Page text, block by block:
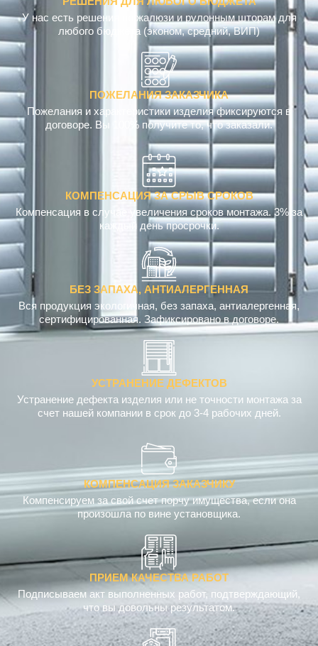
РЕШЕНИЯ ДЛЯ ЛЮБОГО БЮДЖЕТА
У нас есть решения по жалюзи и рулонным шторам для
любого бюджета (эконом, средний, ВИП)
ПОЖЕЛАНИЯ ЗАКАЗЧИКА
Пожелания и характеристики изделия фиксируются в
договоре. Вы 100% получите то, что заказали.
КОМПЕНСАЦИЯ ЗА СРЫВ СРОКОВ
Компенсация в случае увеличения сроков монтажа. 3% за
каждый день просрочки.
БЕЗ ЗАПАХА, АНТИАЛЕРГЕННАЯ
Вся продукция экологичная, без запаха, антиалергенная,
сертифицированная. Зафиксировано в договоре.
УСТРАНЕНИЕ ДЕФЕКТОВ
Устранение дефекта изделия или не точности монтажа за
КОМПЕНСАЦИЯ ЗАКАЗЧИКУ
Компенсируем за свой счет порчу имущества, если она
произошла по вине установщика.
ПРИЕМ КАЧЕСТВА РАБОТ
Подписываем акт выполненных работ, подтверждающий,
что вы довольны результатом.